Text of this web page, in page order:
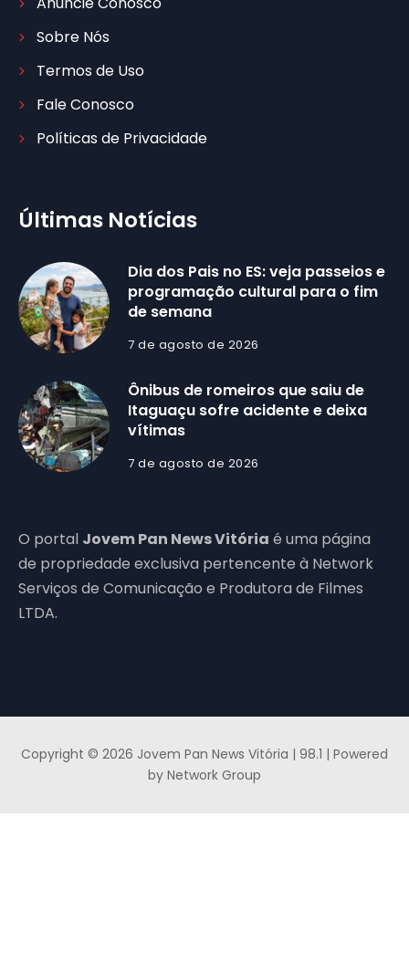
Sobre Nós
Termos de Uso
Fale Conosco
Políticas de Privacidade
Últimas Notícias
Dia dos Pais no ES: veja passeios e
programação cultural para o fim
de semana
7 de agosto de 2026
Ônibus de romeiros que saiu de
Itaguaçu sofre acidente e deixa
vítimas
7 de agosto de 2026
O portal Jovem Pan News Vitória é uma página
de propriedade exclusiva pertencente à Network
Serviços de Comunicação e Produtora de Filmes
LTDA.
Copyright © 2026 Jovem Pan News Vitória | 98.1 | Powered
by Network Group